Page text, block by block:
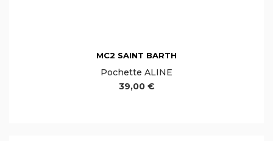
MC2 SAINT BARTH
Pochette ALINE
39,00 €